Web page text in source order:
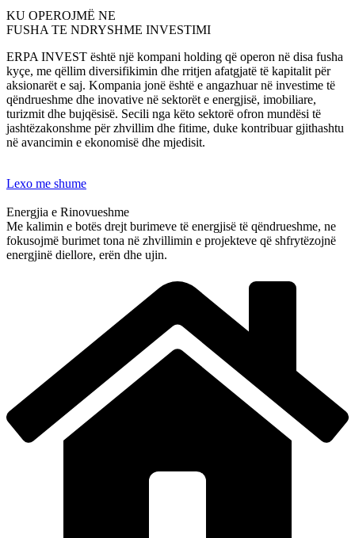
KU OPEROJMË NE
FUSHA TE NDRYSHME INVESTIMI
ERPA INVEST është një kompani holding që operon në disa fusha
kyçe, me qëllim diversifikimin dhe rritjen afatgjatë të kapitalit për
aksionarët e saj. Kompania jonë është e angazhuar në investime të
qëndrueshme dhe inovative në sektorët e energjisë, imobiliare,
turizmit dhe bujqësisë. Secili nga këto sektorë ofron mundësi të
jashtëzakonshme për zhvillim dhe fitime, duke kontribuar gjithashtu
në avancimin e ekonomisë dhe mjedisit.
Lexo me shume
Energjia e Rinovueshme
Me kalimin e botës drejt burimeve të energjisë të qëndrueshme, ne
fokusojmë burimet tona në zhvillimin e projekteve që shfrytëzojnë
energjinë diellore, erën dhe ujin.